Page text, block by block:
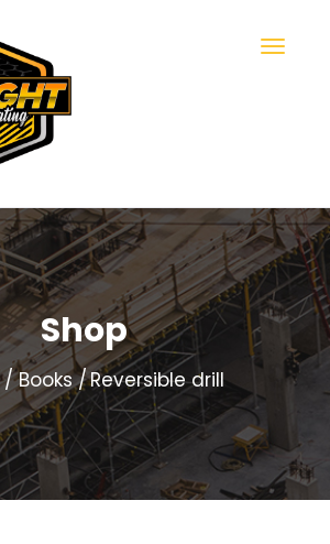
Shop
Books Reversible drill